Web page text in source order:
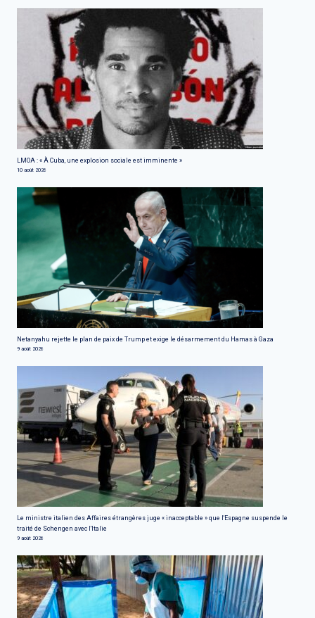
LMOA : « À Cuba, une explosion sociale est imminente »
10 août 2026
Netanyahu rejette le plan de paix de Trump et exige le désarmement du Hamas à Gaza
9 août 2026
Le ministre italien des Affaires étrangères juge « inacceptable » que l'Espagne suspende le
traité de Schengen avec l'Italie
9 août 2026